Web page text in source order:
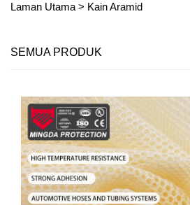
Laman Utama > Kain Aramid
SEMUA PRODUK